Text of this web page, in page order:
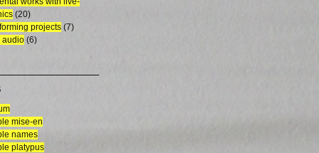
(20)
projects (7)
audio (6)
mise-en
names
platypus